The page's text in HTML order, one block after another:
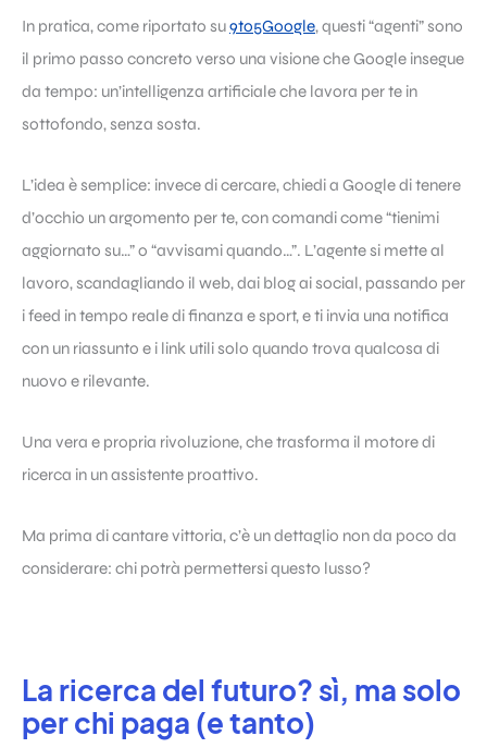
In pratica, come riportato su9to5Google, questi “agenti” sono
il primo passo concreto verso una visione che Google insegue
da tempo: un’intelligenza artificiale che lavora per te in
sottofondo, senza sosta.
L’idea è semplice: invece di cercare, chiedi a Google di tenere
d’occhio un argomento per te, con comandi come “tienimi
aggiornato su…” o “avvisami quando…”. L’agente si mette al
lavoro, scandagliando il web, dai blog ai social, passando per
i feed in tempo reale di finanza e sport, e ti invia una notifica
con un riassunto e i link utili solo quando trova qualcosa di
nuovo e rilevante.
Una vera e propria rivoluzione, che trasforma il motore di
ricerca in un assistente proattivo.
Ma prima di cantare vittoria, c’è un dettaglio non da poco da
considerare: chi potrà permettersi questo lusso?
La ricerca del futuro? sì, ma solo
per chi paga (e tanto)